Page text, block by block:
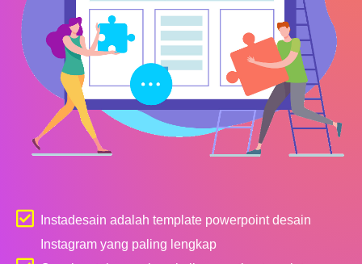
Instadesain adalah template powerpoint desain
Instagram yang paling lengkap